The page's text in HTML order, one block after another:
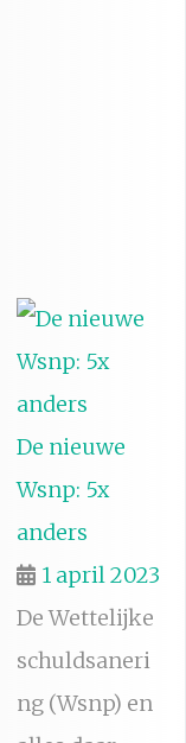
De nieuwe
Wsnp: 5x
anders
1 april 2023
De Wettelijke
schuldsaneri
ng (Wsnp) en